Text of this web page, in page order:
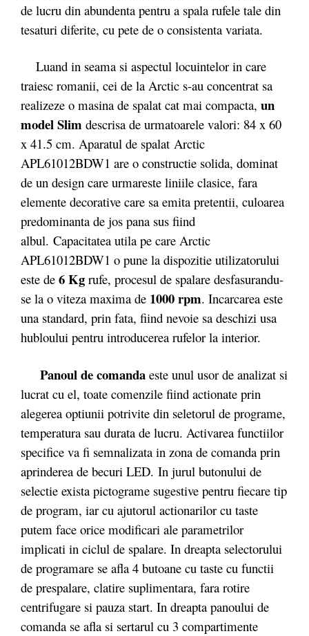
de lucru din abundenta pentru a spala rufele tale din
tesaturi diferite, cu pete de o consistenta variata.
Luand in seama si aspectul locuintelor in care
traiesc romanii, cei de la Arctic s-au concentrat sa
realizeze o masina de spalat cat mai compacta, un
model Slim descrisa de urmatoarele valori: 84 x 60
x 41.5 cm. Aparatul de spalat Arctic
APL61012BDW1 are o constructie solida, dominat
de un design care urmareste liniile clasice, fara
elemente decorative care sa emita pretentii, culoarea
predominanta de jos pana sus fiind
albul. Capacitatea utila pe care Arctic
APL61012BDW1 o pune la dispozitie utilizatorului
este de 6 Kg rufe, procesul de spalare desfasurandu-
se la o viteza maxima de 1000 rpm. Incarcarea este
una standard, prin fata, fiind nevoie sa deschizi usa
hubloului pentru introducerea rufelor la interior.
Panoul de comanda este unul usor de analizat si
lucrat cu el, toate comenzile fiind actionate prin
alegerea optiunii potrivite din seletorul de programe,
temperatura sau durata de lucru. Activarea functiilor
specifice va fi semnalizata in zona de comanda prin
aprinderea de becuri LED. In jurul butonului de
selectie exista pictograme sugestive pentru fiecare tip
de program, iar cu ajutorul actionarilor cu taste
putem face orice modificari ale parametrilor
implicati in ciclul de spalare. In dreapta selectorului
de programare se afla 4 butoane cu taste cu functii
de prespalare, clatire suplimentara, fara rotire
centrifugare si pauza start. In dreapta panoului de
comanda se afla si sertarul cu 3 compartimente